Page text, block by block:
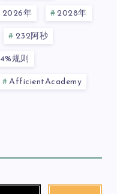
2026年 2028年
232阿秒
4%规则
AfficientAcademy